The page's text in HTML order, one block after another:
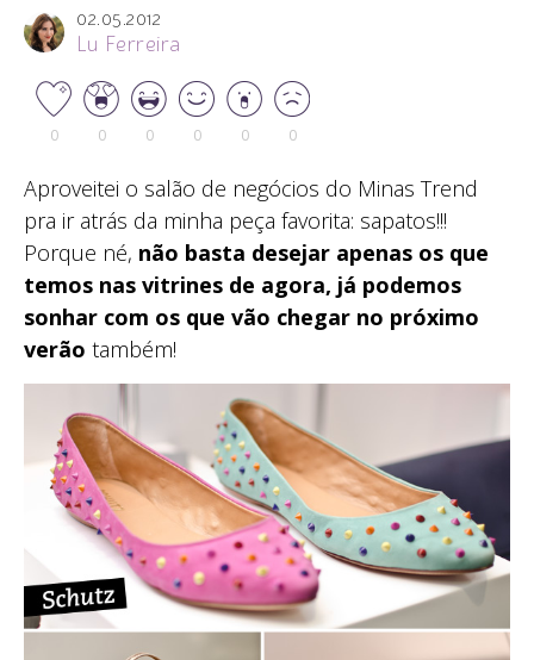
02.05.2012
Lu Ferreira
0 0 0 0 0 0
Aproveitei o salão de negócios do Minas Trend
pra ir atrás da minha peça favorita: sapatos!!!
Porque né, não basta desejar apenas os que
temos nas vitrines de agora, já podemos
sonhar com os que vão chegar no próximo
verão também!